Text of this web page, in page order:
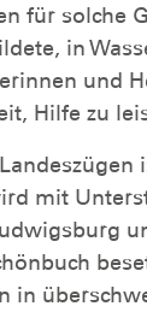
für solche
in
und
Hilfe zu
mit
in